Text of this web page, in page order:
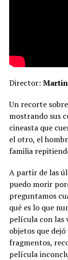
Director:
Un recorte
mostrando sus
cineasta que
el otro, el
familia
A partir de las
puedo morir
preguntamos
qué es lo que
película con las
objetos que
fragmentos,
película